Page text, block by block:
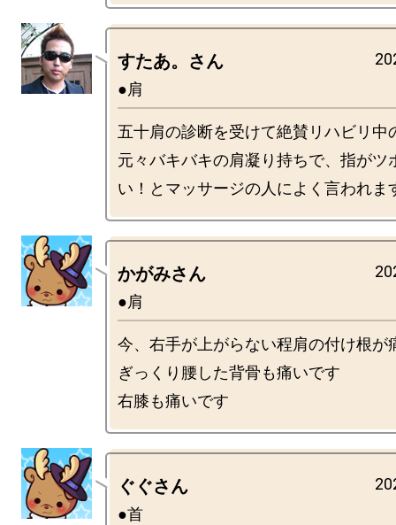
すたあ。さん
●肩
五十肩の診断を受けて絶賛リハビリ中
元々バキバキの肩凝り持ちで、指がツ
かがみさん
●肩
今、右手が上がらない程肩の付け根が
ぎっくり腰した背骨も痛いです
ぐぐさん
●首